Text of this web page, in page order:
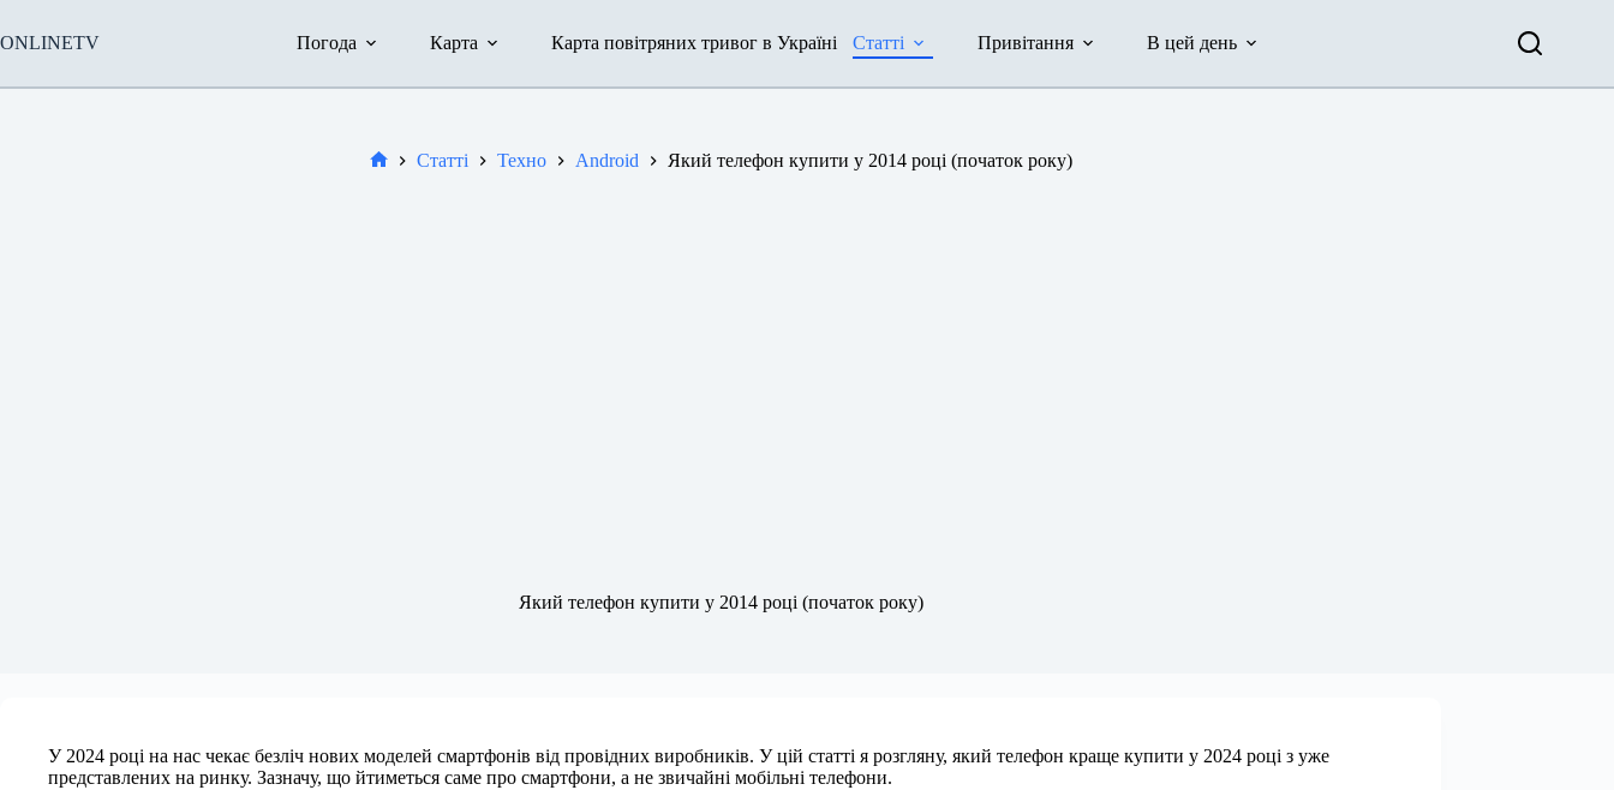
вмісту
ONLINETV Погода Карта Карта повітряних тривог в Україні Статті Привітання В цей день
Статті Техно Android Який телефон купити у 2014 році (початок року)
Який телефон купити у 2014 році (початок року)
У 2024 році на нас чекає безліч нових моделей смартфонів від провідних виробників. У цій статті я розгляну, який телефон краще купити у 2024 році з уже
представлених на ринку. Зазначу, що йтиметься саме про смартфони, а не звичайні мобільні телефони.